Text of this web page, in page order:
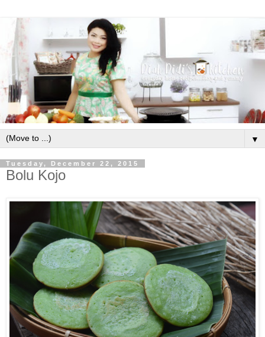
▼
Tuesday, December 22, 2015
Bolu Kojo